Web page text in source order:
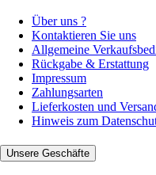
Über uns ?
Kontaktieren Sie uns
Allgemeine
Rückgabe & Erstattung
Impressum
Zahlungsarten
Lieferkosten und
Hinweis zum
Unsere Geschäfte